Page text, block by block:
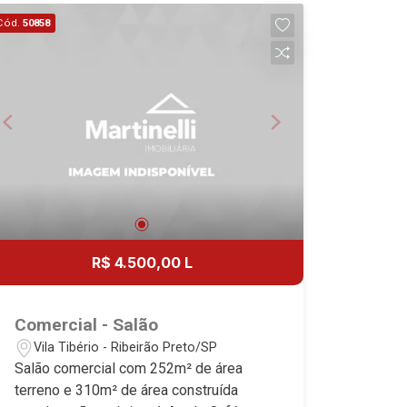
absoluta no mercado imobiliário de
Ribeirão Preto. Referência em imóveis
residenciais e comerciais nos bairros
mais desejados da Zona Sul,
reconhecidos por sua segurança,
infraestrutura e qualidade de vida
Boa Vista, Jardim Botânico, Jardim
Olhos D`Água, Vila do Golfe, City
Ribeirão, Jardim Canadá, Guaporé, Ilhas
Higienópolis, Sumaré, Jardim América,
Alto do Ipê, Jardim Irajá, Royal Park,
Jardim Califórnia, Quinta da Primavera,
Bonfim Paulista, Vila Seixas, Jardim
50858
R$ 4.500,00 L
Comercial - Salão
Vila Tibério - Ribeirão Preto/SP
Salão comercial com 252m² de área
terreno e 310m² de área construída